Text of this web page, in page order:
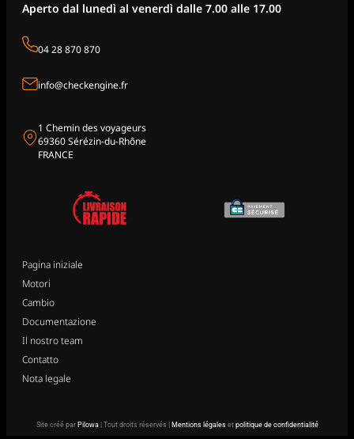
Aperto dal lunedì al venerdì dalle 7.00 alle 17.00
04 28 870 870
info@checkengine.fr
1 Chemin des voyageurs
69360 Sérézin-du-Rhône
FRANCE
Pagina iniziale
Motori
Cambio
Documentazione
Il nostro team
Contatto
Nota legale
Site créé par Pilowa| Tout droits réservés | Mentions légaleset politique de confidentialité